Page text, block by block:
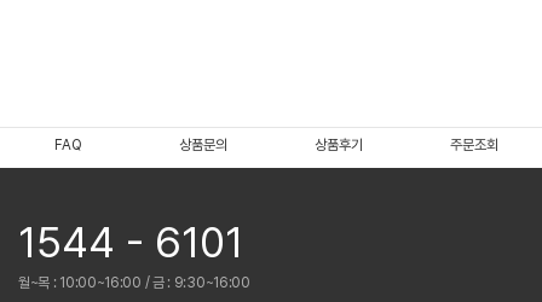
FAQ 상품문의 상품후기 주문조회
1544 - 6101
월~목 : 10:00~16:00 / 금 : 9:30~16:00